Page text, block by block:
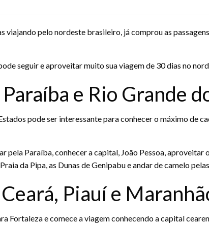
viajando pelo nordeste brasileiro, já comprou as
seguir e aproveitar muito sua viagem de 30 dias no
e Rio Grande
pode ser interessante para conhecer o máximo de
pela Paraíba, conhecer a capital, João Pessoa,
da Pipa, as Dunas de Genipabu e andar de camelo
Piauí e
Fortaleza e comece a viagem conhecendo a capital